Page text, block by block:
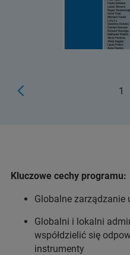
1
Kluczowe cechy programu:
Globalne zarządzanie
Globalni i lokalni
współdzielić się
instrumenty